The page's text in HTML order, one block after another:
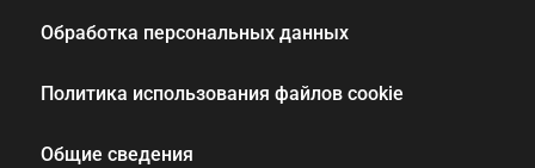
Обработка персональных данных
Политика использования файлов cookie
Общие сведения